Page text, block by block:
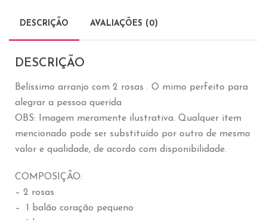
DESCRIÇÃO AVALIAÇÕES (0)
DESCRIÇÃO
Belíssimo arranjo com 2 rosas . O mimo perfeito para
alegrar a pessoa querida
OBS: Imagem meramente ilustrativa. Qualquer item
mencionado pode ser substituído por outro de mesmo
valor e qualidade, de acordo com disponibilidade.
COMPOSIÇÃO:
– 2 rosas
– 1 balão coração pequeno